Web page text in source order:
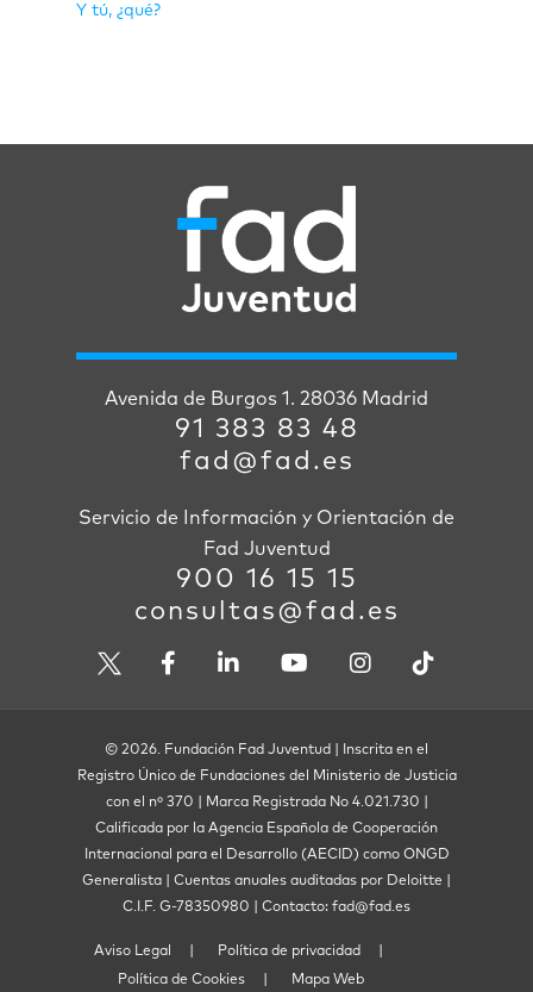
Y tú, ¿qué?
Avenida de Burgos 1. 28036 Madrid
91 383 83 48
fad@fad.es
Servicio de Información y Orientación de
Fad Juventud
900 16 15 15
consultas@fad.es
© 2026. Fundación Fad Juventud | Inscrita en el
Registro Único de Fundaciones del Ministerio de Justicia
con el nº 370 | Marca Registrada No 4.021.730 |
Calificada por la Agencia Española de Cooperación
Internacional para el Desarrollo (AECID) como ONGD
Generalista | Cuentas anuales auditadas por Deloitte |
C.I.F. G-78350980 | Contacto: fad@fad.es
Aviso Legal
Política de privacidad
Política de Cookies
Mapa Web